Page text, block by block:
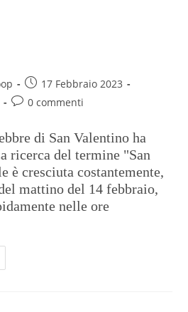
17 Febbraio 2023
0 commenti
di San Valentino ha
ricerca del termine "San
è cresciuta costantemente,
mattino del 14 febbraio,
nelle ore